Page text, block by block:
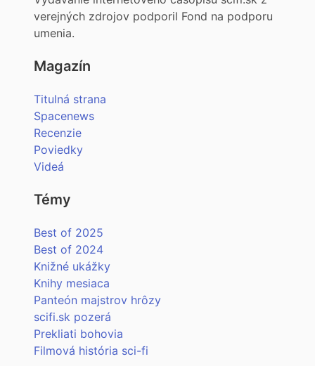
verejných zdrojov podporil Fond na podporu
umenia.
Magazín
Titulná strana
Spacenews
Recenzie
Poviedky
Videá
Témy
Best of 2025
Best of 2024
Knižné ukážky
Knihy mesiaca
Panteón majstrov hrôzy
scifi.sk pozerá
Prekliati bohovia
Filmová história sci-fi